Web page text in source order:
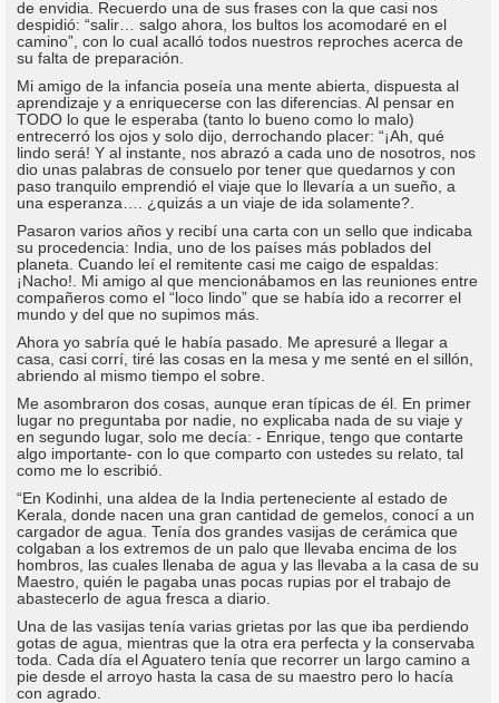
de envidia. Recuerdo una de sus frases con la que casi nos
despidió: “salir… salgo ahora, los bultos los acomodaré en el
camino”, con lo cual acalló todos nuestros reproches acerca de
su falta de preparación.
Mi amigo de la infancia poseía una mente abierta, dispuesta al
aprendizaje y a enriquecerse con las diferencias. Al pensar en
TODO lo que le esperaba (tanto lo bueno como lo malo)
entrecerró los ojos y solo dijo, derrochando placer: “¡Ah, qué
lindo será! Y al instante, nos abrazó a cada uno de nosotros, nos
dio unas palabras de consuelo por tener que quedarnos y con
paso tranquilo emprendió el viaje que lo llevaría a un sueño, a
una esperanza…. ¿quizás a un viaje de ida solamente?.
Pasaron varios años y recibí una carta con un sello que indicaba
su procedencia: India, uno de los países más poblados del
planeta. Cuando leí el remitente casi me caigo de espaldas:
¡Nacho!. Mi amigo al que mencionábamos en las reuniones entre
compañeros como el “loco lindo” que se había ido a recorrer el
mundo y del que no supimos más.
Ahora yo sabría qué le había pasado. Me apresuré a llegar a
casa, casi corrí, tiré las cosas en la mesa y me senté en el sillón,
abriendo al mismo tiempo el sobre.
Me asombraron dos cosas, aunque eran típicas de él. En primer
lugar no preguntaba por nadie, no explicaba nada de su viaje y
en segundo lugar, solo me decía: - Enrique, tengo que contarte
algo importante- con lo que comparto con ustedes su relato, tal
como me lo escribió.
“En Kodinhi, una aldea de la India perteneciente al estado de
Kerala, donde nacen una gran cantidad de gemelos, conocí a un
cargador de agua. Tenía dos grandes vasijas de cerámica que
colgaban a los extremos de un palo que llevaba encima de los
hombros, las cuales llenaba de agua y las llevaba a la casa de su
Maestro, quién le pagaba unas pocas rupias por el trabajo de
abastecerlo de agua fresca a diario.
Una de las vasijas tenía varias grietas por las que iba perdiendo
gotas de agua, mientras que la otra era perfecta y la conservaba
toda. Cada día el Aguatero tenía que recorrer un largo camino a
pie desde el arroyo hasta la casa de su maestro pero lo hacía
con agrado.